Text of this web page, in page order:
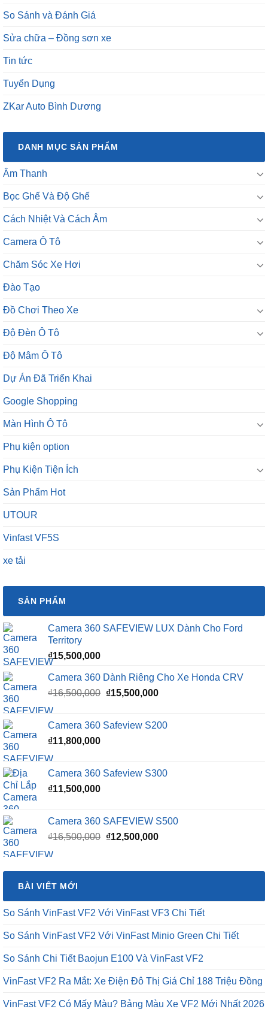
So Sánh và Đánh Giá
Sửa chữa – Đồng sơn xe
Tin tức
Tuyển Dụng
ZKar Auto Bình Dương
DANH MỤC SẢN PHẨM
Âm Thanh
Bọc Ghế Và Độ Ghế
Cách Nhiệt Và Cách Âm
Camera Ô Tô
Chăm Sóc Xe Hơi
Đào Tạo
Đồ Chơi Theo Xe
Độ Đèn Ô Tô
Độ Mâm Ô Tô
Dự Án Đã Triển Khai
Google Shopping
Màn Hình Ô Tô
Phụ kiện option
Phụ Kiện Tiện Ích
Sản Phẩm Hot
UTOUR
Vinfast VF5S
xe tải
SẢN PHẨM
Camera 360 SAFEVIEW LUX Dành Cho Ford
Territory
₫15,500,000
Camera 360 Dành Riêng Cho Xe Honda CRV
₫16,500,000 Giá
₫16,500,000.
₫15,500,000Giá
là:
Camera 360 Safeview S200
₫11,800,000
Camera 360 Safeview S300
₫11,500,000
Camera 360 SAFEVIEW S500
₫16,500,000 Giá
₫16,500,000.
₫12,500,000Giá
là:
BÀI VIẾT MỚI
So Sánh VinFast VF2 Với VinFast VF3 Chi Tiết
So Sánh VinFast VF2 Với VinFast Minio Green Chi Tiết
So Sánh Chi Tiết Baojun E100 Và VinFast VF2
VinFast VF2 Ra Mắt: Xe Điện Đô Thị Giá Chỉ 188 Triệu Đồng
VinFast VF2 Có Mấy Màu? Bảng Màu Xe VF2 Mới Nhất 2026